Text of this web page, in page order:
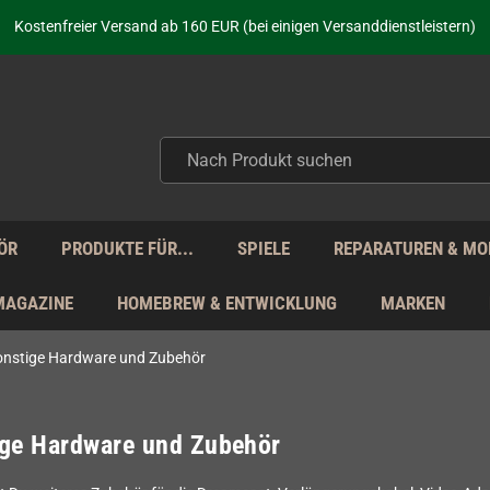
Kostenfreier Versand ab 160 EUR (bei einigen Versanddienstleistern)
Seit über 20 Jahren Deine Anlaufstelle für neue Retro-Hardware!
Täglicher Versand Mo - Fr aus Deutschland - zollfrei innerhalb der EU!
PRODUKTE FÜR... SPIELE REPARATUREN &
HOMEBREW & ENTWICKLUNG MARKEN
Hardware und Zubehör
Hardware und Zubehör